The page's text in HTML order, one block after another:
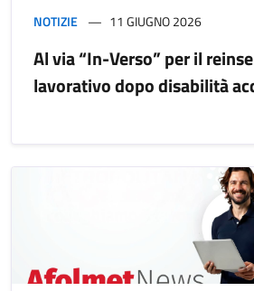
NOTIZIE 11 GIUGNO 2026
Al via “In-Verso” per il
lavorativo dopo disabilità